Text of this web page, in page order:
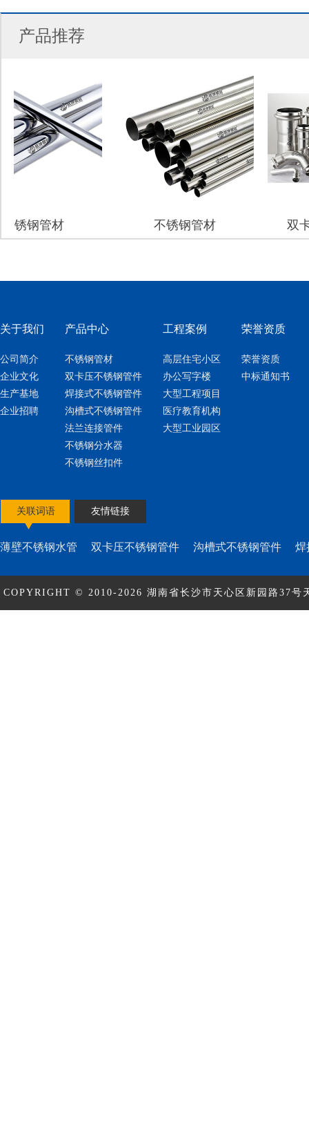
产品推荐
钢管材 不锈钢管材 双卡
关于我们
公司简介
企业文化
生产基地
企业招聘
产品中心
不锈钢管材
双卡压不锈钢管件
焊接式不锈钢管件
沟槽式不锈钢管件
法兰连接管件
不锈钢分水器
不锈钢丝扣件
工程案例
高层住宅小区
办公写字楼
大型工程项目
医疗教育机构
大型工业园区
荣誉资质
荣誉资质
中标通知书
关联词语 友情链接
薄壁不锈钢水管 双卡压不锈钢管件 沟槽式不锈钢管件 焊
COPYRIGHT © 2010-2026 湖南省长沙市天心区新园路37